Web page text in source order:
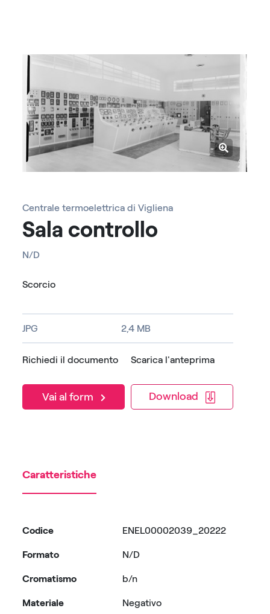
Centrale termoelettrica di Vigliena
Sala controllo
N/D
Scorcio
JPG 2,4 MB
Richiedi il documento
Vai al form
Scarica l'anteprima
Download
Caratteristiche
Codice
Formato
Cromatismo
Materiale
ENEL00002039_20222
N/D
b/n
Negativo